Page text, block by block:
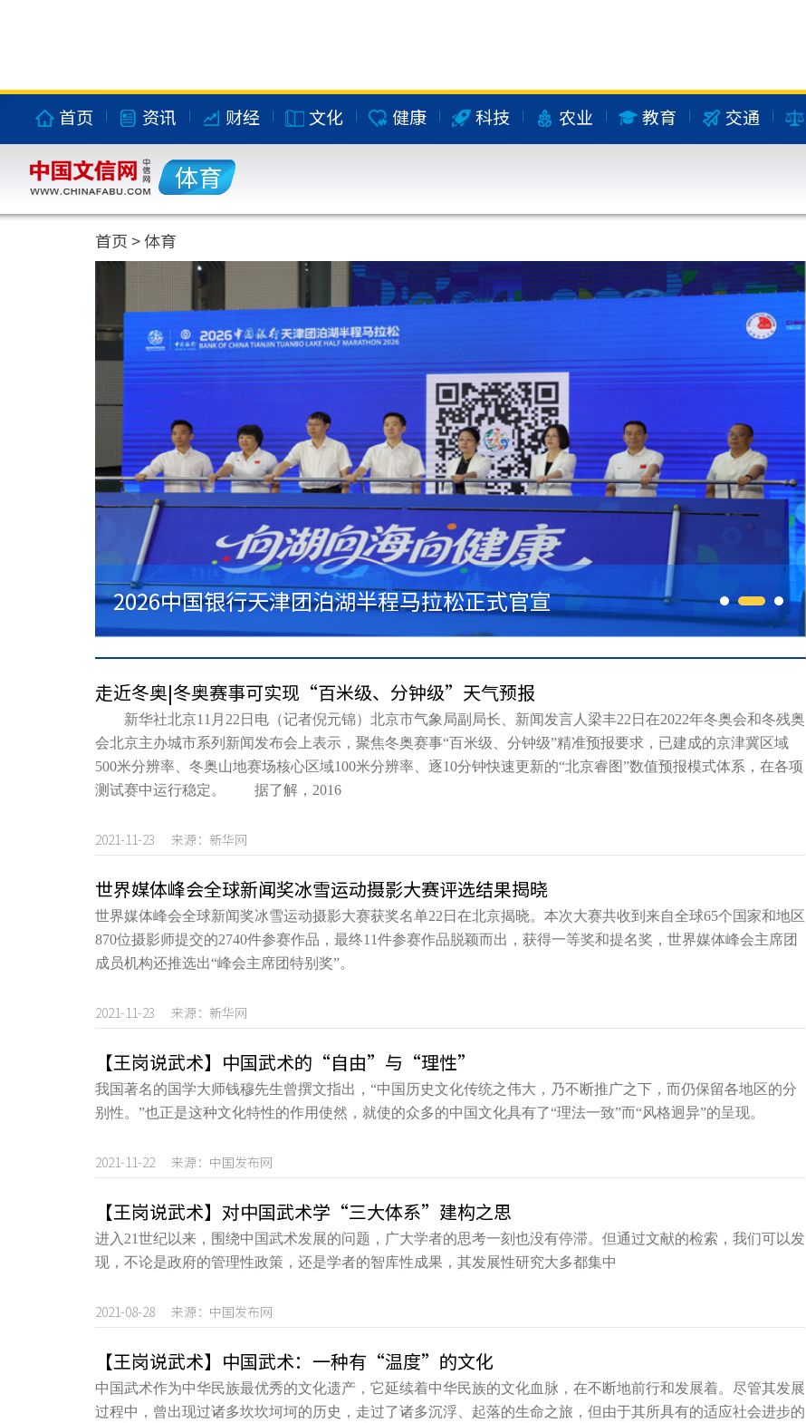
首页 资讯 财经 文化 健康 科技 农业 教育 交通
体育
首页 >体育
2026中国银行天津团泊湖半程马拉松正式官宣
走近冬奥|冬奥赛事可实现“百米级、分钟级”天气预报
新华社北京11月22日电（记者倪元锦）北京市气象局副局长、新闻发言人梁丰22日在2022年冬奥会和冬残奥
会北京主办城市系列新闻发布会上表示，聚焦冬奥赛事“百米级、分钟级”精准预报要求，已建成的京津冀区域
500米分辨率、冬奥山地赛场核心区域100米分辨率、逐10分钟快速更新的“北京睿图”数值预报模式体系，在各项
测试赛中运行稳定。 据了解，2016
2021-11-23 来源：新华网
世界媒体峰会全球新闻奖冰雪运动摄影大赛评选结果揭晓
世界媒体峰会全球新闻奖冰雪运动摄影大赛获奖名单22日在北京揭晓。本次大赛共收到来自全球65个国家和地区
870位摄影师提交的2740件参赛作品，最终11件参赛作品脱颖而出，获得一等奖和提名奖，世界媒体峰会主席团
成员机构还推选出“峰会主席团特别奖”。
2021-11-23 来源：新华网
【王岗说武术】中国武术的“自由”与“理性”
我国著名的国学大师钱穆先生曾撰文指出，“中国历史文化传统之伟大，乃不断推广之下，而仍保留各地区的分
别性。”也正是这种文化特性的作用使然，就使的众多的中国文化具有了“理法一致”而“风格迥异”的呈现。
2021-11-22 来源：中国发布网
【王岗说武术】对中国武术学“三大体系”建构之思
进入21世纪以来，围绕中国武术发展的问题，广大学者的思考一刻也没有停滞。但通过文献的检索，我们可以发
现，不论是政府的管理性政策，还是学者的智库性成果，其发展性研究大多都集中
2021-08-28 来源：中国发布网
【王岗说武术】中国武术：一种有“温度”的文化
中国武术作为中华民族最优秀的文化遗产，它延续着中华民族的文化血脉，在不断地前行和发展着。尽管其发展
过程中，曾出现过诸多坎坎坷坷的历史，走过了诸多沉浮、起落的生命之旅，但由于其所具有的适应社会进步的